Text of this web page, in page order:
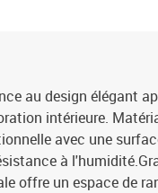
au design élégant
intérieure.
avec une
à
offre un espace de